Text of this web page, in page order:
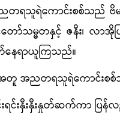
သူရဲကောင်းစစ်သည် ဗိမ
ော်သမ္မတနှင့် ဇနီး၊ လာအို
နေရာယူကြသည်။
ညတရသူရဲကောင်းစစ်သ
ရင်းနှီးနှီးနှုတ်ဆက်ကာ ပ